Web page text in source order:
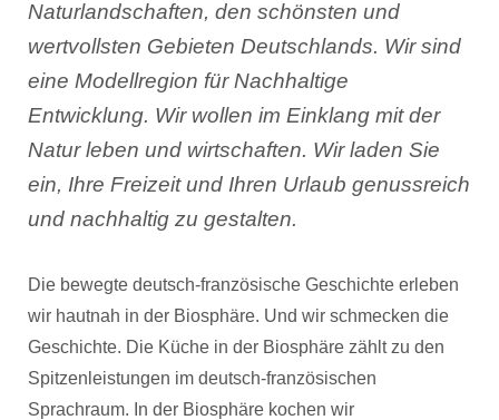
Naturlandschaften, den schönsten und
wertvollsten Gebieten Deutschlands. Wir sind
eine Modellregion für Nachhaltige
Entwicklung. Wir wollen im Einklang mit der
Natur leben und wirtschaften. Wir laden Sie
ein, Ihre Freizeit und Ihren Urlaub genussreich
und nachhaltig zu gestalten.
Die bewegte deutsch-französische Geschichte erleben
wir hautnah in der Biosphäre. Und wir schmecken die
Geschichte. Die Küche in der Biosphäre zählt zu den
Spitzenleistungen im deutsch-französischen
Sprachraum. In der Biosphäre kochen wir